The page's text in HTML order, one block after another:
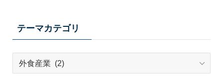
テーマカテゴリ